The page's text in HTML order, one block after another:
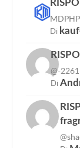
Di
@-2261
Di